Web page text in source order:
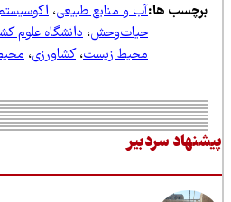
ها:آب و منابع طبیعی،اکوسیستم،
حیات‌وحش،دانشگاه علوم کشاورزی
محیط زیست،کشاورزی،محیط
سردبیر